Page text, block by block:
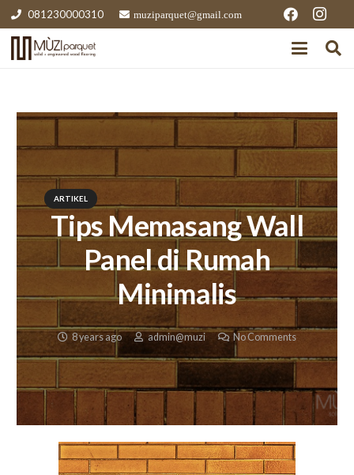
081230000310 muziparquet@gmail.com
ARTIKEL
Tips Memasang Wall
Panel di Rumah
Minimalis
8 years ago admin@muzi No Comments